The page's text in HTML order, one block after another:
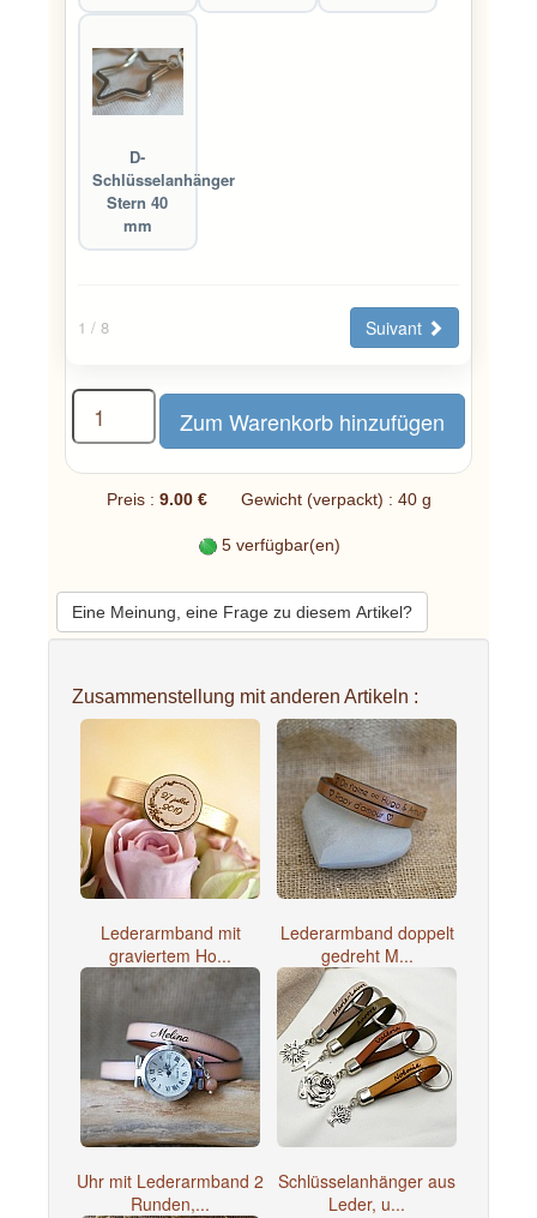
D-
Schlüsselanhänger
Stern 40
mm
1 / 8 Suivant
Preis : 9.00 € Gewicht (verpackt) : 40 g
5 verfügbar(en)
Eine Meinung, eine Frage zu diesem Artikel?
Zusammenstellung mit anderen Artikeln :
Lederarmband mit
graviertem Ho...
Lederarmband doppelt
gedreht M...
Uhr mit Lederarmband 2
Runden,...
Schlüsselanhänger aus
Leder, u...